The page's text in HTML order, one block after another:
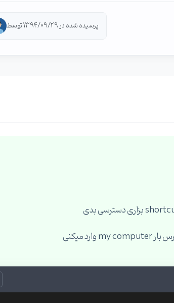
پرسیده شده در 1394/09/29 توسط